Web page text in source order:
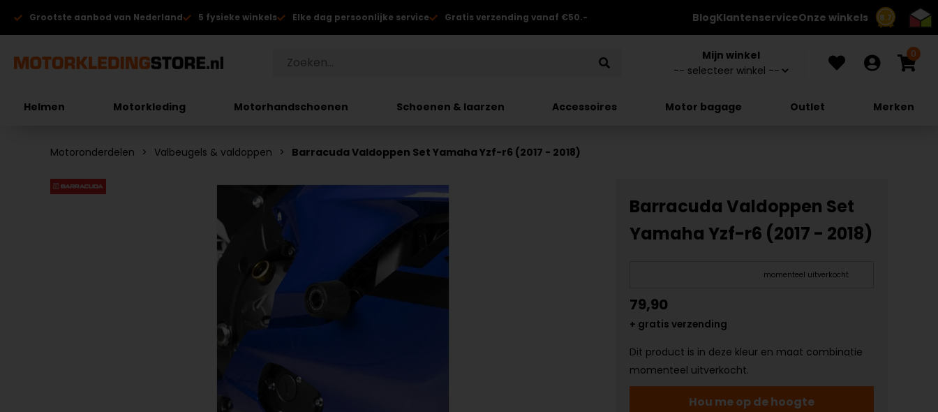
8.7
Grootste aanbod van Nederland 5 fysieke winkels Elke dag persoonlijke service Gratis verzending vanaf €50.- BlogKlantenserviceOnze winkels
Mijn winkel 0
Helmen Motorkleding Motorhandschoenen Schoenen & laarzen Accessoires Motor bagage Outlet Merken
Motoronderdelen Valbeugels & valdoppen Barracuda Valdoppen Set Yamaha Yzf-r6 (2017 - 2018)
Barracuda Valdoppen Set
Yamaha Yzf-r6 (2017 - 2018)
momenteel uitverkocht
79,90
+ gratis verzending
Dit product is in deze kleur en maat combinatie
momenteel uitverkocht.
Hou me op de hoogte